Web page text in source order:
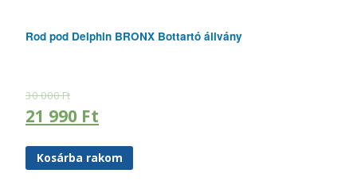
Rod pod Delphin BRONX Bottartó állvány
30 000Ft
21 990 Ft
Kosárba rakom